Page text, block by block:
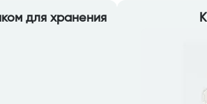
для хранения